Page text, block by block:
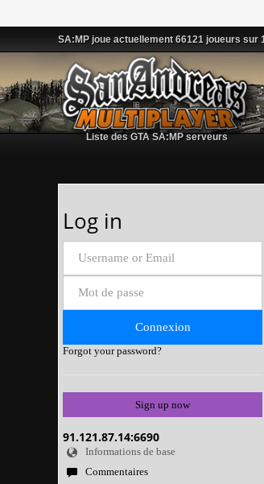
SA:MP joue actuellement 66121 joueurs
Liste des GTA SA:MP serveurs
Log in
Forgot your password?
Sign up now
91.121.87.14:6690
Informations de base
Commentaires